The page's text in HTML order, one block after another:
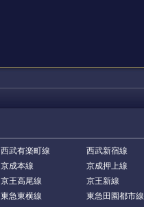
西武有楽町線 西武新宿線
京成本線 京成押上線
京王高尾線 京王新線
東急東横線 東急田園都市線